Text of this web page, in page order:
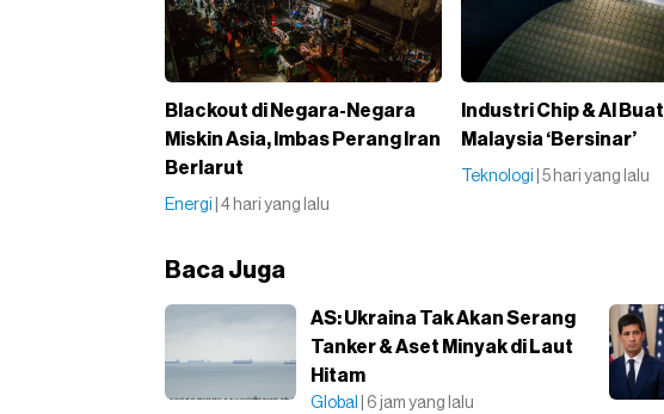
Blackout di Negara-Negara
Miskin Asia, Imbas Perang Iran
Berlarut
Energi | 4 hari yang lalu
Industri Chip & AI Buat
Malaysia ‘Bersinar’
Teknologi | 5 hari yang lalu
Baca Juga
AS: Ukraina Tak Akan Serang
Tanker & Aset Minyak di Laut
Hitam
Global | 6 jam yang lalu